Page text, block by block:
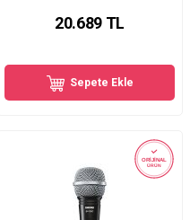
20.689TL
Sepete Ekle
ORİJİNAL
ÜRÜN